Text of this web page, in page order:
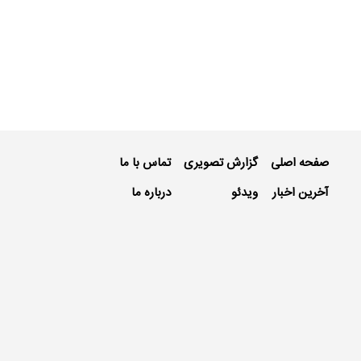
صفحه اصلی
آخرین اخبار
گزارش تصویری
ویدئو
تماس با ما
درباره ما